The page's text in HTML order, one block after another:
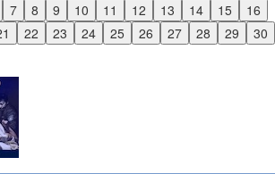
7 8 9 10 11 12 13 14 15
16
22 23 24 25 26 27 28 29
30